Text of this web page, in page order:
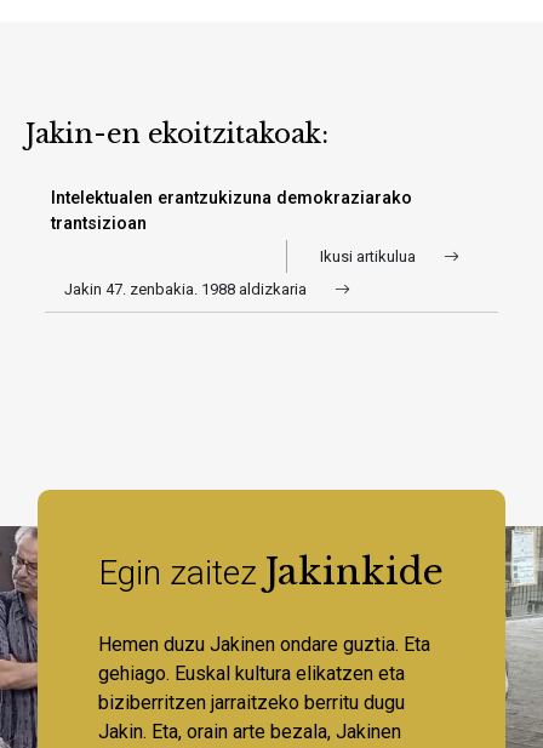
Jakin-en ekoitzitakoak:
Intelektualen erantzukizuna demokraziarako
trantsizioan
Ikusi artikulua
Jakin 47. zenbakia. 1988 aldizkaria
Egin zaitez Jakinkide
Hemen duzu Jakinen ondare guztia. Eta
gehiago. Euskal kultura elikatzen eta
biziberritzen jarraitzeko berritu dugu
Jakin. Eta, orain arte bezala, Jakinen